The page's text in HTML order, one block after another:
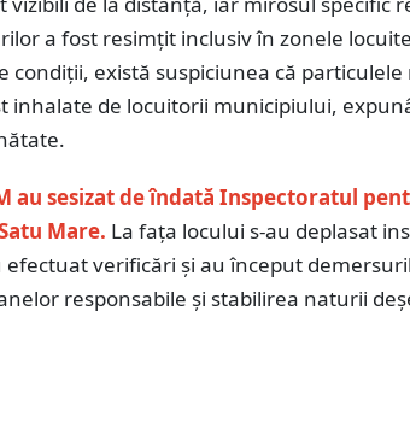
a fost resimțit inclusiv în zonele
condiții, există suspiciunea că
inhalate de locuitorii municipiului,
au sesizat de îndată Inspectoratul
Mare. La fața locului s-au deplasat
efectuat verificări și au început
responsabile și stabilirea naturii